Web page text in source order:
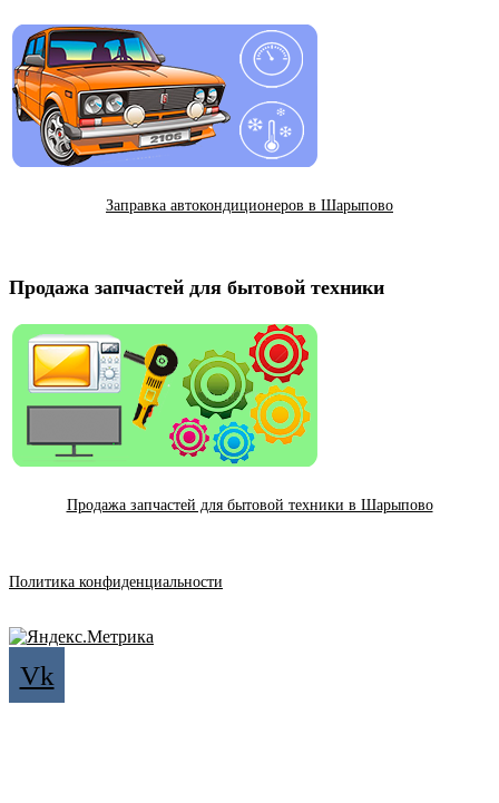
Заправка автокондиционеров в Шарыпово
Продажа запчастей для бытовой техники
Продажа запчастей для бытовой техники в Шарыпово
Политика конфиденциальности
Vk